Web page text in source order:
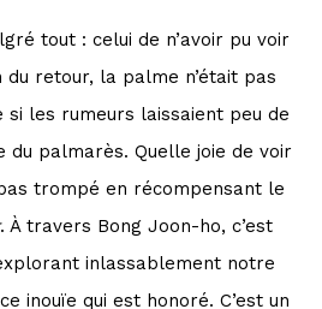
tout : celui de n’avoir pu voir
du retour, la palme n’était pas
si les rumeurs laissaient peu de
du palmarès. Quelle joie de voir
trompé en récompensant le
. À travers Bong Joon-ho, c’est
inlassablement notre
inouïe qui est honoré. C’est un